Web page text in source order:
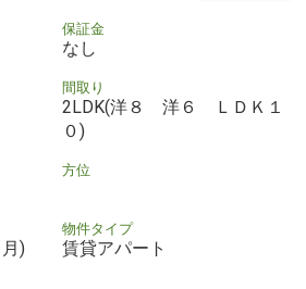
保証金
なし
間取り
2LDK(洋８ 洋６ ＬＤＫ１
０)
方位
)
物件タイプ
賃貸アパート